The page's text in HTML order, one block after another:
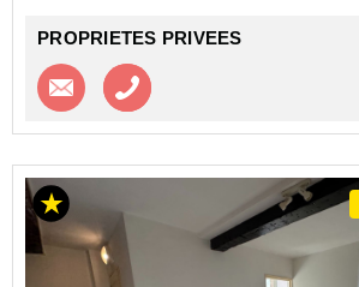
PROPRIETES PRIVEES
Contacter l'agence